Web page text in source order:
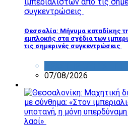
Θεσσαλία: Μήνυμα καταδίκης
εμπλοκής στα σχέδια των
τις σημερινές συγκεντρώσεις
07/08/2026